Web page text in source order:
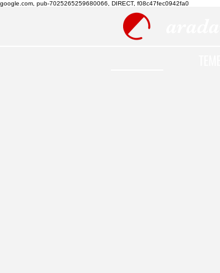
google.com, pub-7025265259680066, DIRECT, f08c47fec0942fa0